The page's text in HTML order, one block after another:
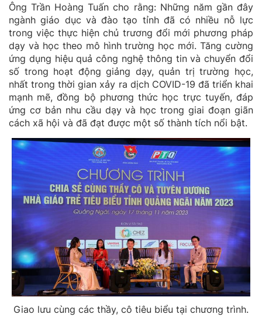
Ông Trần Hoàng Tuấn cho rằng: Những năm gần đây
ngành giáo dục và đào tạo tỉnh đã có nhiều nỗ lực
trong việc thực hiện chủ trương đổi mới phương pháp
dạy và học theo mô hình trường học mới. Tăng cường
ứng dụng hiệu quả công nghệ thông tin và chuyển đổi
số trong hoạt động giảng dạy, quản trị trường học,
nhất trong thời gian xảy ra dịch COVID-19 đã triển khai
mạnh mẽ, đồng bộ phương thức học trực tuyến, đáp
ứng cơ bản nhu cầu dạy và học trong giai đoạn giãn
cách xã hội và đã đạt được một số thành tích nổi bật.
Giao lưu cùng các thầy, cô tiêu biểu tại chương trình.